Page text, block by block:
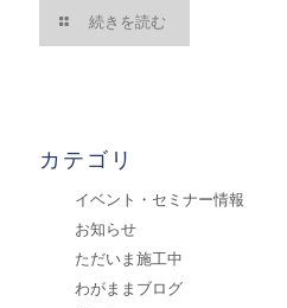
続きを読む
カテゴリ
イベント・セミナー情報
お知らせ
ただいま施工中
わがままブログ